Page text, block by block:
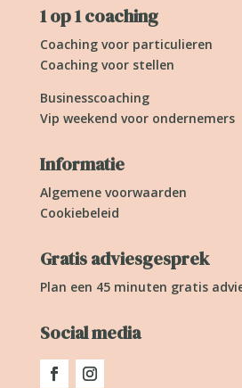
1 op 1 coaching
Coaching voor particulieren
Coaching voor stellen
Businesscoaching
Vip weekend voor ondernemers
Informatie
Algemene voorwaarden
Cookiebeleid
Gratis adviesgesprek
Plan een 45 minuten gratis
Social media